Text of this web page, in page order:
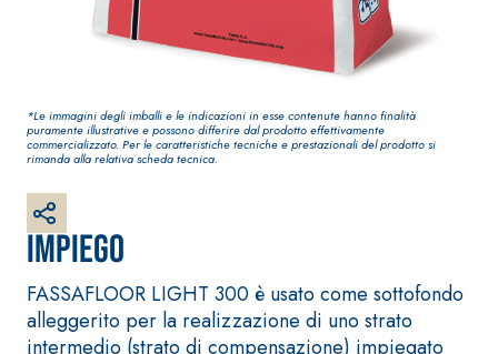
Impiego
FASSAFLOOR LIGHT 300 è usato come sottofondo
alleggerito per la realizzazione di uno strato
intermedio (strato di compensazione) impiegato
*Le immagini degli imballi e le indicazioni in esse contenute hanno finalità
puramente illustrative e possono differire dal prodotto effettivamente
commercializzato. Per le caratteristiche tecniche e prestazionali del prodotto si
rimanda alla relativa scheda tecnica.
Sistema INTONACATURA E
COSTRUZIONE
PRODOTTI A BASE CALCE
KB 13 EVOLUTION
Intonaco di fondo bianco
fibrorinforzato a base di
Sistema
LASTRE
M TIPO DEFH1IR
Lastra in